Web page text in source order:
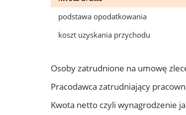
podstawa opodatkowania
koszt uzyskania przychodu
Osoby zatrudnione na umowę
Pracodawca zatrudniający
Kwota netto czyli wynagrodzenie